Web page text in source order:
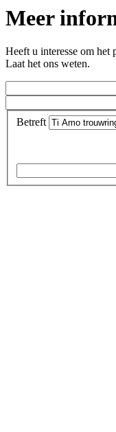
Meer
Heeft u interesse om het
Laat het ons weten.
Betreft